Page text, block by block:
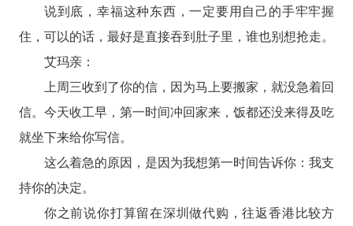
说到底，幸福这种东西，一定要用自己的手牢牢握
住，可以的话，最好是直接吞到肚子里，谁也别想抢走。
艾玛亲：
上周三收到了你的信，因为马上要搬家，就没急着回
信。今天收工早，第一时间冲回家来，饭都还没来得及吃
就坐下来给你写信。
这么着急的原因，是因为我想第一时间告诉你：我支
持你的决定。
你之前说你打算留在深圳做代购，往返香港比较方